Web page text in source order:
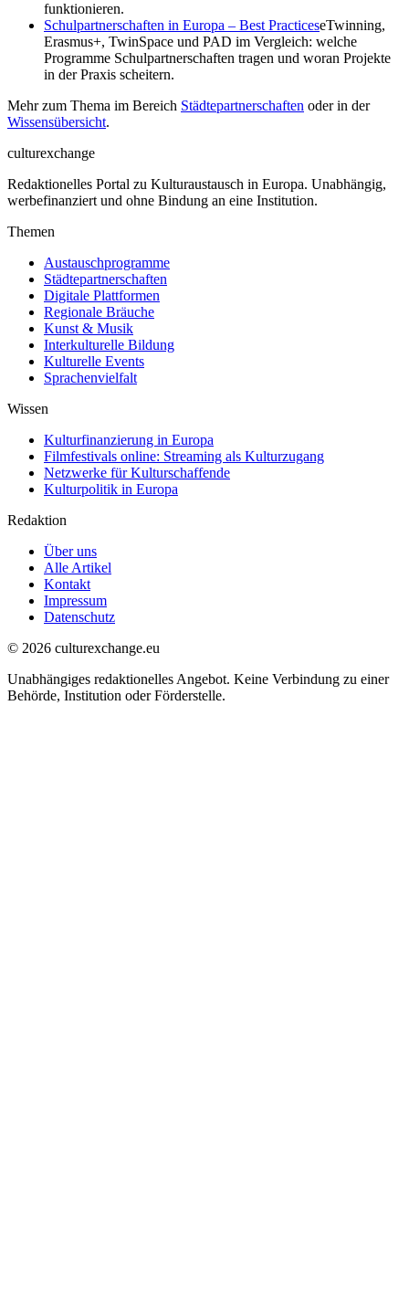
funktionieren.
Schulpartnerschaften in Europa – Best PracticeseTwinning,
Erasmus+, TwinSpace und PAD im Vergleich: welche
Programme Schulpartnerschaften tragen und woran Projekte
in der Praxis scheitern.
Mehr zum Thema im Bereich Städtepartnerschaften oder in der
Wissensübersicht.
culturexchange
Redaktionelles Portal zu Kulturaustausch in Europa. Unabhängig,
werbefinanziert und ohne Bindung an eine Institution.
Themen
Austauschprogramme
Städtepartnerschaften
Digitale Plattformen
Regionale Bräuche
Kunst & Musik
Interkulturelle Bildung
Kulturelle Events
Sprachenvielfalt
Wissen
Kulturfinanzierung in Europa
Filmfestivals online: Streaming als Kulturzugang
Netzwerke für Kulturschaffende
Kulturpolitik in Europa
Redaktion
Über uns
Alle Artikel
Kontakt
Impressum
Datenschutz
© 2026 culturexchange.eu
Unabhängiges redaktionelles Angebot. Keine Verbindung zu einer
Behörde, Institution oder Förderstelle.